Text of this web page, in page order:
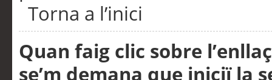
Torna a l’inici
Quan faig clic sobre
se’m demana que iniciï la